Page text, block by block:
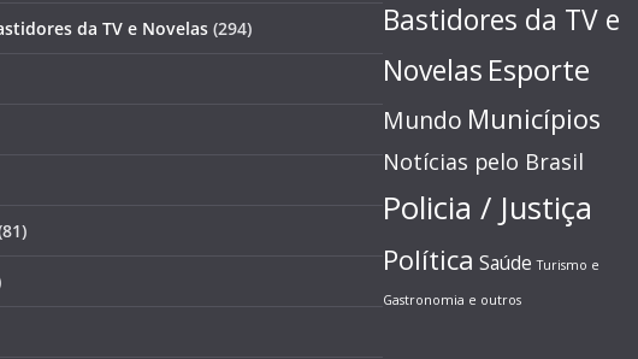
da TV e Novelas (294)
Bastidores da TV e
Novelas Esporte
Mundo Municípios
Notícias pelo Brasil
Policia / Justiça
Política Saúde Turismo e
Gastronomia e outros